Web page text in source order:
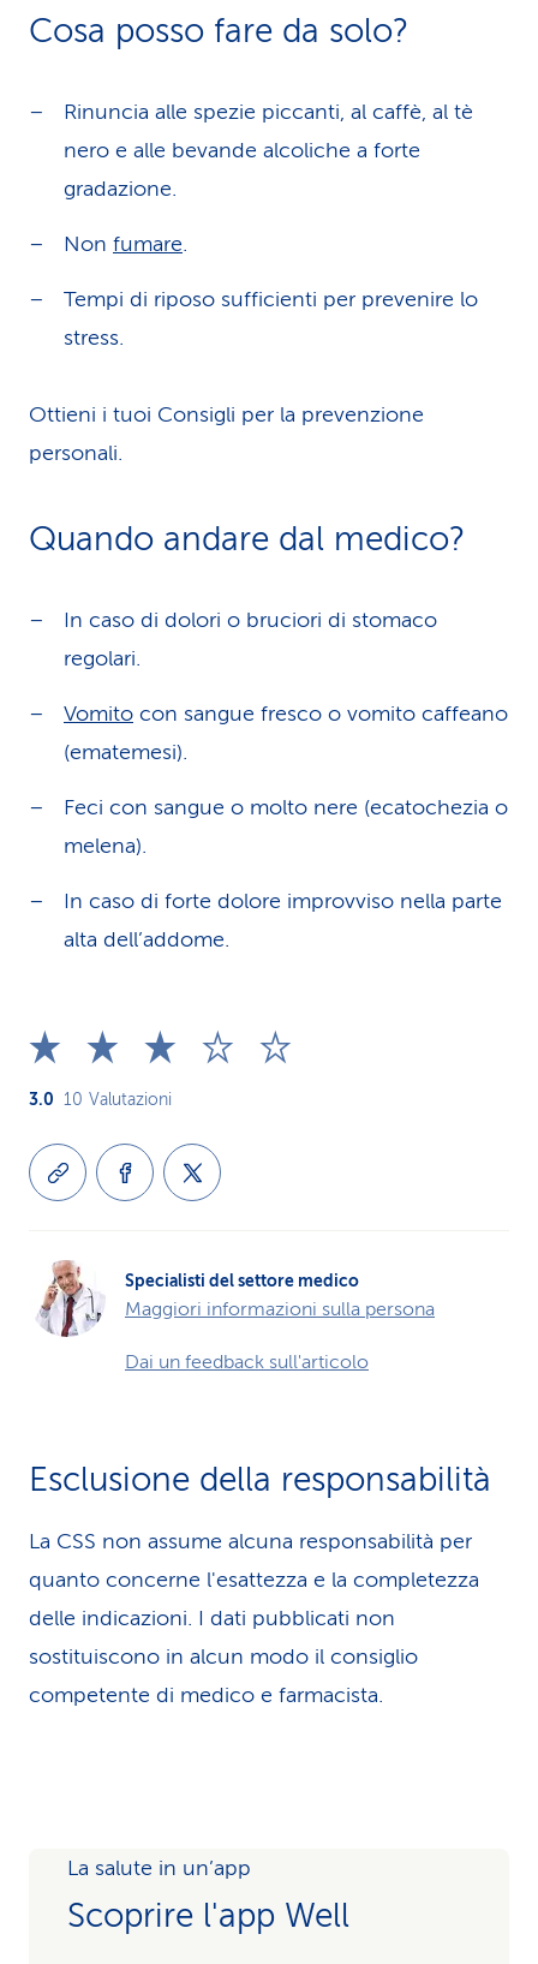
Cosa posso fare da solo?
Rinuncia alle spezie piccanti, al caffè, al tè
nero e alle bevande alcoliche a forte
gradazione.
Non fumare.
Tempi di riposo sufficienti per prevenire lo
stress.
Ottieni i tuoi Consigli per la prevenzione
personali.
Quando andare dal medico?
In caso di dolori o bruciori di stomaco
regolari.
Vomito con sangue fresco o vomito caffeano
(ematemesi).
Feci con sangue o molto nere (ecatochezia o
melena).
In caso di forte dolore improvviso nella parte
alta dell’addome.
3.0 10 Valutazioni
Specialisti del settore medico
Maggiori informazioni sulla persona
Dai un feedback sull'articolo
Esclusione della responsabilità
La CSS non assume alcuna re­spons­abilità per
quanto concerne l'esattezza e la completezza
delle indicazioni. I dati pubblicati non
sostituiscono in alcun modo il consiglio
competente di medico e farmacista.
La salute in un’app
Scoprire l'app Well